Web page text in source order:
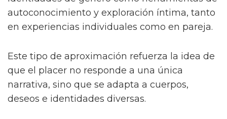
identidades de género como herramientas de
autoconocimiento y exploración íntima, tanto
en experiencias individuales como en pareja.
Este tipo de aproximación refuerza la idea de
que el placer no responde a una única
narrativa, sino que se adapta a cuerpos,